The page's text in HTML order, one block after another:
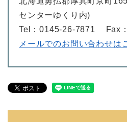
センターゆくり内)
Tel：0145-26-7871
Fax
メールでのお問い合わせは